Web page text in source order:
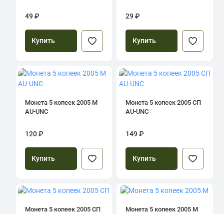
49 ₽
Купить
29 ₽
Купить
Монета 5 копеек 2005 М
AU-UNC
120 ₽
Купить
Монета 5 копеек 2005 СП
AU-UNC
149 ₽
Купить
Монета 5 копеек 2005 СП Монета 5 копеек 2005 М